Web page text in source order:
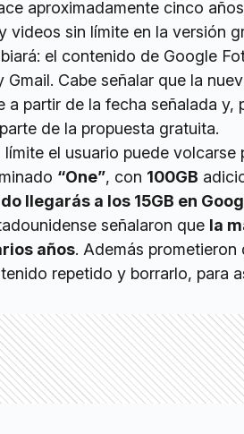
aproximadamente cinco
videos sin límite en la versión
el contenido de Google
Gmail. Cabe señalar que la
a partir de la fecha señalada y,
de la propuesta gratuita.
el usuario puede
“One”, con 100GB
llegarás a los 15GB en
señalaron que la
años. Además prometieron
repetido y borrarlo, para